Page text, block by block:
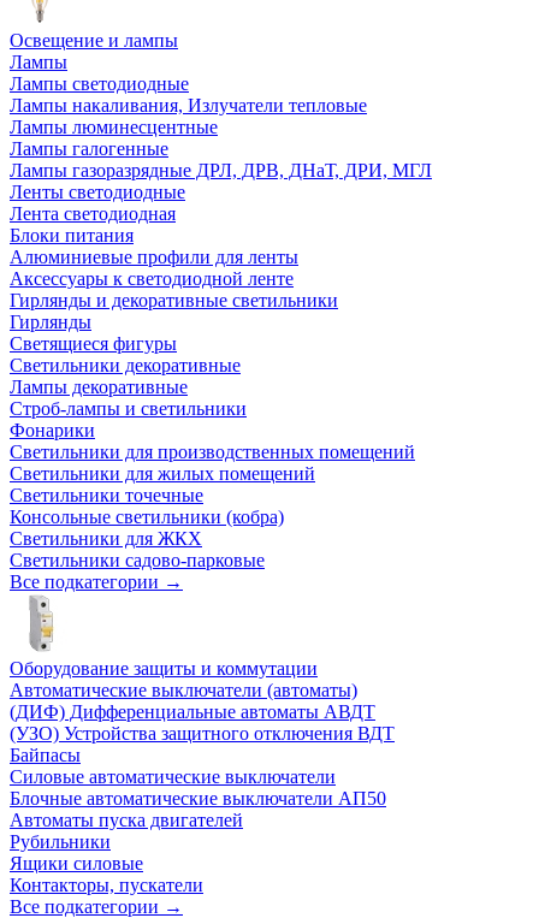
Освещение и лампы
Лампы
Лампы светодиодные
Лампы накаливания, Излучатели тепловые
Лампы люминесцентные
Лампы галогенные
Лампы газоразрядные ДРЛ, ДРВ, ДНаТ, ДРИ, МГЛ
Ленты светодиодные
Лента светодиодная
Блоки питания
Алюминиевые профили для ленты
Аксессуары к светодиодной ленте
Гирлянды и декоративные светильники
Гирлянды
Светящиеся фигуры
Светильники декоративные
Лампы декоративные
Строб-лампы и светильники
Фонарики
Светильники для производственных помещений
Светильники для жилых помещений
Светильники точечные
Консольные светильники (кобра)
Светильники для ЖКХ
Светильники садово-парковые
Все подкатегории →
Оборудование защиты и коммутации
Автоматические выключатели (автоматы)
(ДИФ) Дифференциальные автоматы АВДТ
(УЗО) Устройства защитного отключения ВДТ
Байпасы
Силовые автоматические выключатели
Блочные автоматические выключатели АП50
Автоматы пуска двигателей
Рубильники
Ящики силовые
Контакторы, пускатели
Все подкатегории →